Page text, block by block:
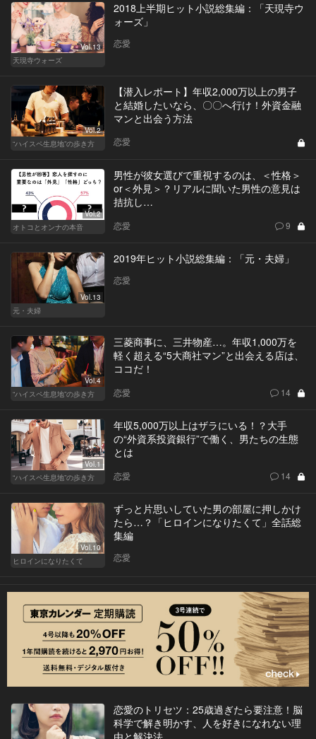
Vol.13
天現寺ウォーズ
2018上半期ヒット小説総集編：「天現寺ウ
ォーズ」
恋愛
Vol.2
“ハイスペ生息地”の歩き方
【潜入レポート】年収2,000万以上の男子
と結婚したいなら、〇〇へ行け！外資金融
マンと出会う方法
恋愛
Vol.2
オトコとオンナの本音
男性が彼女選びで重視するのは、＜性格＞
or＜外見＞？リアルに聞いた男性の意見は
拮抗し…
恋愛 9
Vol.13
元・夫婦
2019年ヒット小説総集編：「元・夫婦」
恋愛
Vol.4
“ハイスペ生息地”の歩き方
三菱商事に、三井物産…。年収1,000万を
軽く超える“5大商社マン”と出会える店は、
ココだ！
恋愛 14
Vol.1
“ハイスペ生息地”の歩き方
年収5,000万以上はザラにいる！？大手
の“外資系投資銀行”で働く、男たちの生態
とは
恋愛 14
Vol.10
ヒロインになりたくて
ずっと片思いしていた男の部屋に押しかけ
たら…？「ヒロインになりたくて」全話総
集編
恋愛
恋愛のトリセツ：25歳過ぎたら要注意！脳
科学で解き明かす、人を好きになれない理
由と解決法